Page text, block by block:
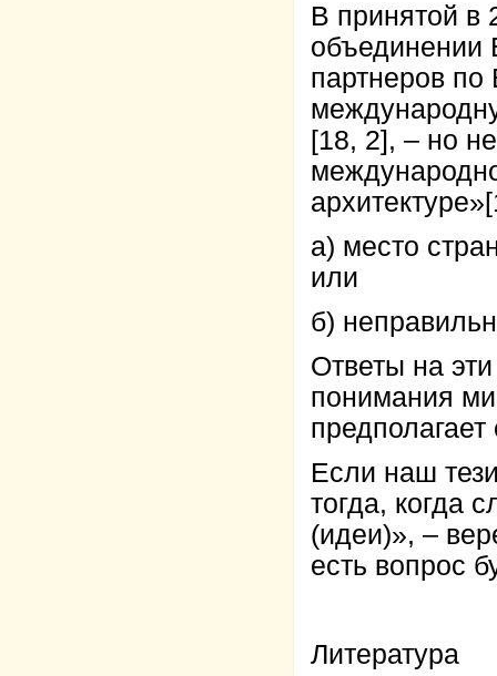
В принятой в
объединении
партнеров
[18, 2], – но
архитектуре»
а) место
или
б)
Ответы на
понимания
Если наш
тогда, когда
(идеи)», –
есть вопрос
Литература